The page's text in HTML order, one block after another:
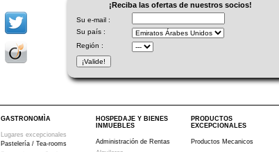
¡Reciba las ofertas de nuestros socios!
Su e-mail :
Su país :
Región :
GASTRONOMÌA
Lugares excepcionales
Pastelería / Tea-rooms
HOSPEDAJE Y BIENES
INMUEBLES
Administración de Rentas
PRODUCTOS
EXCEPCIONALES
Productos Mecanicos